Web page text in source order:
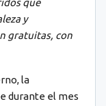
que
y
gratuitas, con
la
durante el mes